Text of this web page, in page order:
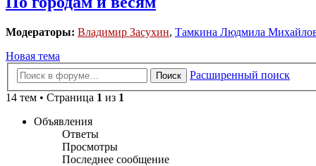
Модераторы: Владимир Засухин, Тамкина Людмила
Новая тема
Поиск
Расширенный поиск
14 тем • Страница 1 из 1
Объявления
Ответы
Просмотры
Последнее сообщение